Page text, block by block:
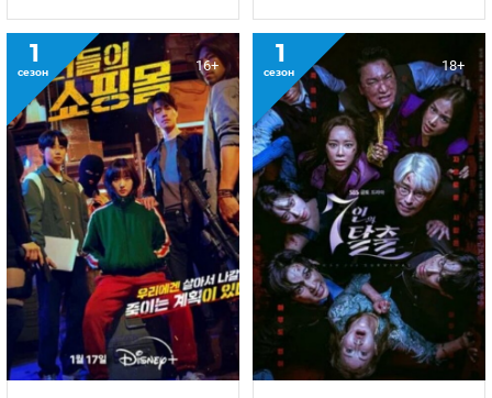
1
сезон 16+ 1
сезон 18+